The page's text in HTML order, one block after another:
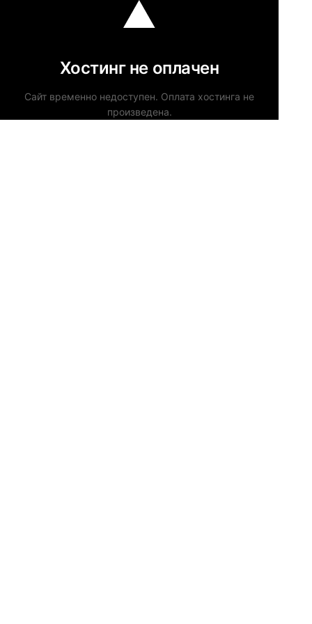
Хостинг не оплачен
Сайт временно недоступен. Оплата хостинга не
произведена.